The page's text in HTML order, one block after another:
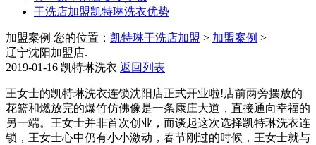
干洗店加盟凯特琳洗衣优势
加盟案例 您的位置： 凯特琳干洗店加盟 > 加盟案例 >
辽宁沈阳加盟店.
2019-01-16 凯特琳洗衣 返回列表
王女士的凯特琳洗衣连锁沈阳店正式开业啦!店前两旁摆放的
花篮和燃放完的爆竹仿佛像是一条康庄大道，直接通向幸福的
另一端。王女士并非首次创业，而谈起这次选择凯特琳洗衣连
锁，王女士心中仍有小小激动，春节刚过的时候，王女士就与